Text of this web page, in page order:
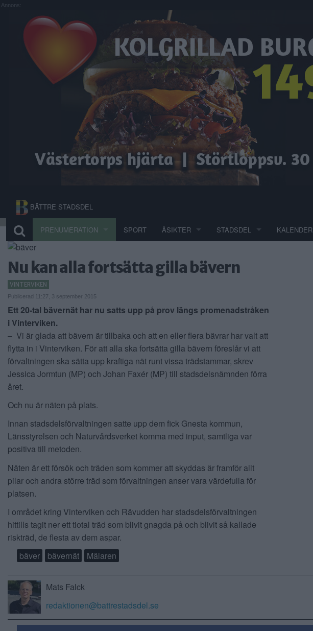
Annons:
BÄTTRE STADSDEL
PRENUMERATION SPORT ÅSIKTER STADSDEL KALENDER
Nu kan alla fortsätta gilla bävern
VINTERVIKEN
Publicerad 11:27, 3 september 2015
Ett 20-tal bävernät har nu satts upp på prov längs promenadstråken
i Vinterviken.
– Vi är glada att bävern är tillbaka och att en eller flera bävrar har valt att
flytta in i Vinterviken. För att alla ska fortsätta gilla bävern föreslår vi att
förvaltningen ska sätta upp kraftiga nät runt vissa trädstammar, skrev
Jessica Jormtun (MP) och Johan Faxér (MP) till stadsdelsnämnden förra
året.
Och nu är näten på plats.
Innan stadsdelsförvaltningen satte upp dem fick Gnesta kommun,
Länsstyrelsen och Naturvårdsverket komma med input, samtliga var
positiva till metoden.
Näten är ett försök och träden som kommer att skyddas är framför allt
pilar och andra större träd som förvaltningen anser vara värdefulla för
platsen.
I området kring Vinterviken och Rävudden har stadsdelsförvaltningen
hittills tagit ner ett tiotal träd som blivit gnagda på och blivit så kallade
riskträd, de flesta av dem aspar.
bäver
bävernät Mälaren
Mats Falck
redaktionen@battrestadsdel.se